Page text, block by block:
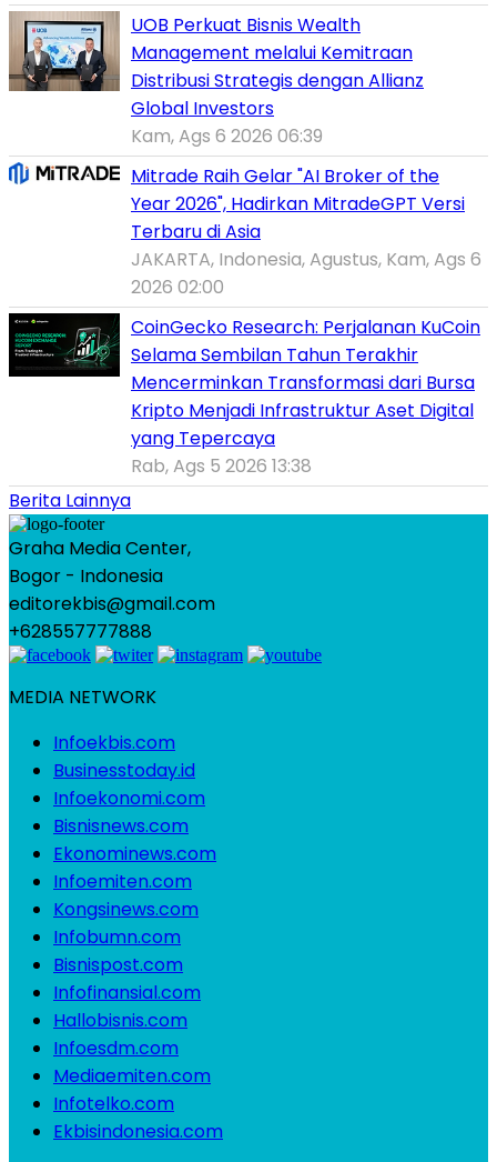
UOB Perkuat Bisnis Wealth
Management melalui Kemitraan
Distribusi Strategis dengan Allianz
Global Investors
Kam, Ags 6 2026 06:39
Mitrade Raih Gelar "AI Broker of the
Year 2026", Hadirkan MitradeGPT Versi
Terbaru di Asia
JAKARTA, Indonesia, Agustus, Kam, Ags 6
2026 02:00
CoinGecko Research: Perjalanan KuCoin
Selama Sembilan Tahun Terakhir
Mencerminkan Transformasi dari Bursa
Kripto Menjadi Infrastruktur Aset Digital
yang Tepercaya
Rab, Ags 5 2026 13:38
Berita Lainnya
Graha Media Center,
Bogor - Indonesia
editorekbis@gmail.com
+628557777888
MEDIA NETWORK
Infoekbis.com
Businesstoday.id
Infoekonomi.com
Bisnisnews.com
Ekonominews.com
Infoemiten.com
Kongsinews.com
Infobumn.com
Bisnispost.com
Infofinansial.com
Hallobisnis.com
Infoesdm.com
Mediaemiten.com
Infotelko.com
Ekbisindonesia.com